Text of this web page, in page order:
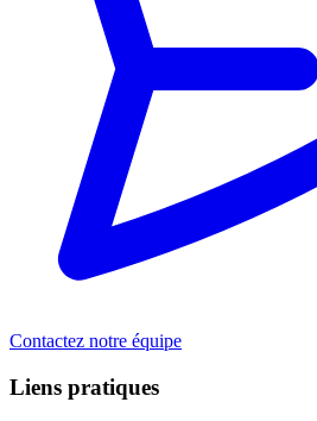
Contactez notre équipe
Liens pratiques